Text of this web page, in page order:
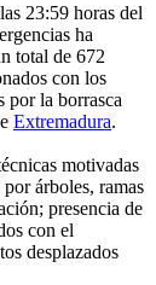
23:59 horas del
ha
total de 672
con los
por la borrasca
Extremadura.
motivadas
árboles, ramas
presencia de
con el
desplazados